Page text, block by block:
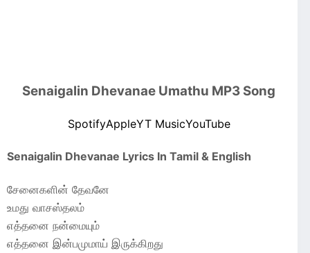
Senaigalin Dhevanae Umathu MP3 Song
SpotifyAppleYT MusicYouTube
Senaigalin Dhevanae Lyrics In Tamil & English
சேனைகளின் தேவனே
உமது வாசஸ்தலம்
எத்தனை நன்மையும்
எத்தனை இன்பமுமாய் இருக்கிறது